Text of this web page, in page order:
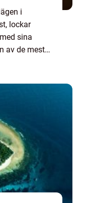
i
lockar
sina
av de mest